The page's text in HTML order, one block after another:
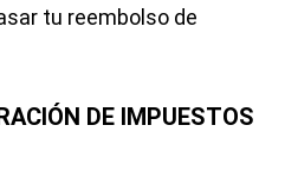
tu reembolso de
DE IMPUESTOS